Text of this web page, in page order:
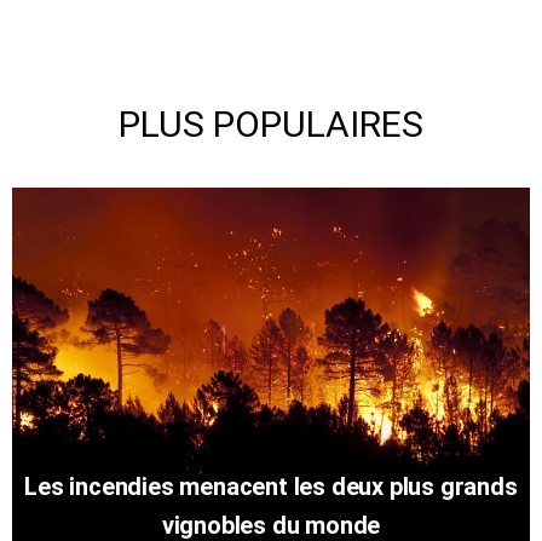
PLUS POPULAIRES
Les incendies menacent les deux plus grands
vignobles du monde